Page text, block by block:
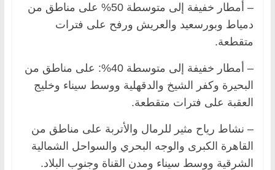
– أمطار خفيفة إلى متوسطة 50% على مناطق من
دمياط وبورسعيد والعريش ورفح على فترات
متقطعة.
– أمطار خفيفة إلى متوسطة 40%: على مناطق من
البحيرة وكفر الشيخ والدقهلية ووسط سيناء وخليج
العقبة على فترات متقطعة.
– نشاط رياح مثير للرمال والأتربة على مناطق من
القاهرة الكبرى والوجه البحري والسواحل الشمالية
الشرقية ووسط سيناء ومدن القناة وجنوب البلاد.